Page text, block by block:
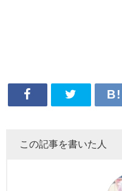
この記事を書いた人